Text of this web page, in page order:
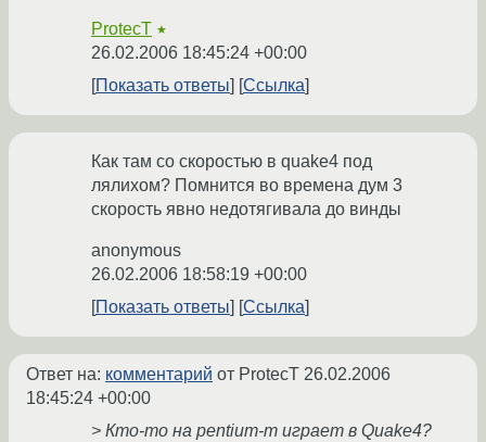
ProtecT ★
26.02.2006 18:45:24 +00:00
Показать ответы
Ссылка
Как там со скоростью в quake4 под
лялихом? Помнится во времена дум 3
скорость явно недотягивала до винды
anonymous
26.02.2006 18:58:19 +00:00
Показать ответы
Ссылка
Ответ на: комментарий от ProtecT 26.02.2006
18:45:24 +00:00
> Кто-то на pentium-m играет в Quake4?